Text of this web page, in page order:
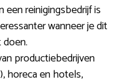
reinigingsbedrijf is
wanneer je dit
productiebedrijven
horeca en hotels,